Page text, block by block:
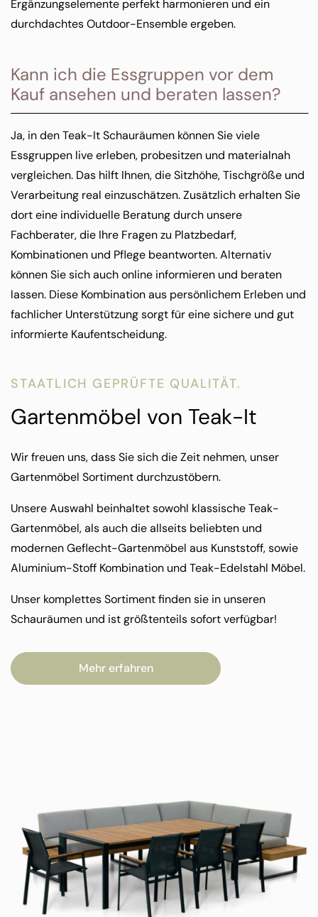
Ergänzungselemente perfekt harmonieren und ein
durchdachtes Outdoor-Ensemble ergeben.
Kann ich die Essgruppen vor dem
Kauf ansehen und beraten lassen?
Ja, in den Teak-It Schauräumen können Sie viele
Essgruppen live erleben, probesitzen und materialnah
vergleichen. Das hilft Ihnen, die Sitzhöhe, Tischgröße und
Verarbeitung real einzuschätzen. Zusätzlich erhalten Sie
dort eine individuelle Beratung durch unsere
Fachberater, die Ihre Fragen zu Platzbedarf,
Kombinationen und Pflege beantworten. Alternativ
können Sie sich auch online informieren und beraten
lassen. Diese Kombination aus persönlichem Erleben und
fachlicher Unterstützung sorgt für eine sichere und gut
informierte Kaufentscheidung.
STAATLICH GEPRÜFTE QUALITÄT.
Gartenmöbel von Teak-It
Wir freuen uns, dass Sie sich die Zeit nehmen, unser
Gartenmöbel Sortiment durchzustöbern.
Unsere Auswahl beinhaltet sowohl klassische Teak-
Gartenmöbel, als auch die allseits beliebten und
modernen Geflecht-Gartenmöbel aus Kunststoff, sowie
Aluminium-Stoff Kombination und Teak-Edelstahl Möbel.
Unser komplettes Sortiment finden sie in unseren
Schauräumen und ist größtenteils sofort verfügbar!
Mehr erfahren